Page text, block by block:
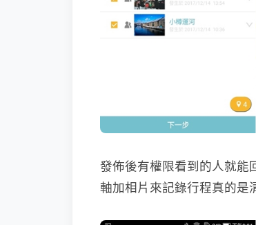
發佈後有權限看到的人就能
軸加相片來記錄行程真的是